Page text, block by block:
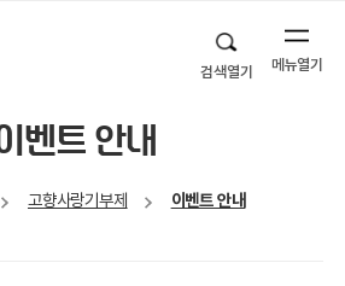
검색열기 메뉴열기
벤트 안내
고향사랑기부제 이벤트 안내